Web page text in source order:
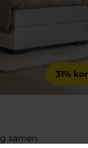
31%
samen